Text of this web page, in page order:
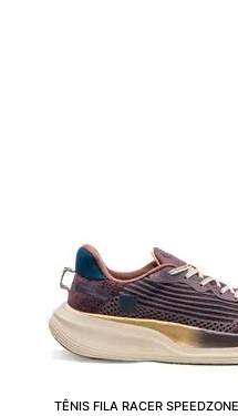
TÊNIS FILA RACER